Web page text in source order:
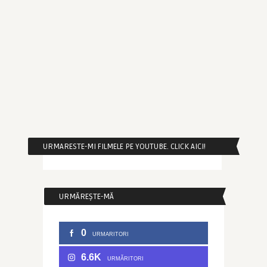
URMARESTE-MI FILMELE PE YOUTUBE. CLICK AICI!
URMĂREȘTE-MĂ
0 URMARITORI
6.6K URMĂRITORI